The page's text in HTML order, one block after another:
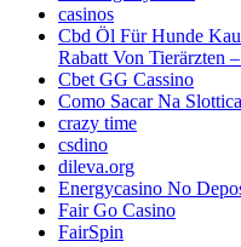
casinos
Cbd Öl Für Hunde
Rabatt Von Tierärzten –
Cbet GG Cassino
Como Sacar Na
crazy time
csdino
dileva.org
Energycasino No
Fair Go Casino
FairSpin